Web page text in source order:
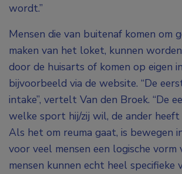
wordt.”
Mensen die van buitenaf komen om
maken van het loket, kunnen
door de huisarts of komen op eigen
bijvoorbeeld via de website. “De
intake”, vertelt Van den Broek. “De
welke sport hij/zij wil, de ander heeft
Als het om reuma gaat, is bewegen
voor veel mensen een logische
mensen kunnen echt heel specifieke